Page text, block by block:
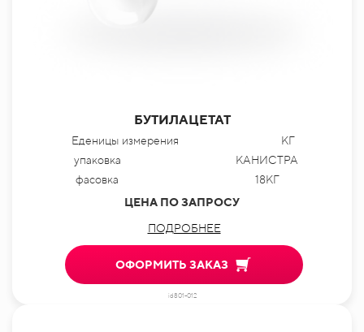
БУТИЛАЦЕТАТ
Еденицы измерения
КГ
упаковка
КАНИСТРА
фасовка
18КГ
ЦЕНА ПО ЗАПРОСУ
ПОДРОБНЕЕ
ОФОРМИТЬ ЗАКАЗ
id801-012